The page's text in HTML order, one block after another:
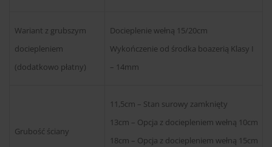
Wariant z grubszym
dociepleniem
(dodatkowo płatny)
Docieplenie wełną 15/20cm
Wykończenie od środka boazerią Klasy I
– 14mm
Grubość ściany
11,5cm – Stan surowy zamknięty
13cm – Opcja z dociepleniem wełną 10cm
18cm – Opcja z dociepleniem wełną 15cm